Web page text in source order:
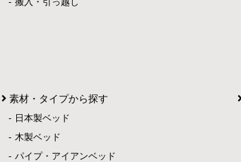
素材・タイプから探す
日本製ベッド
木製ベッド
パイプ・アイアンベッド